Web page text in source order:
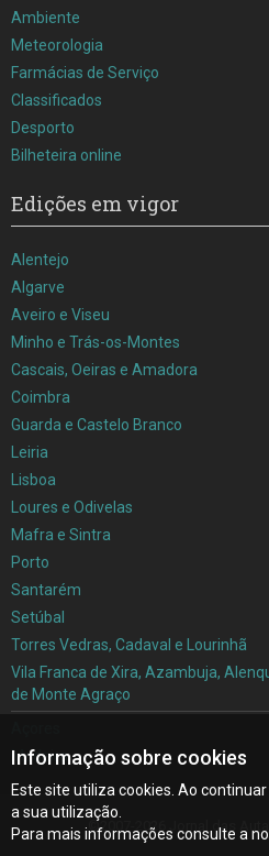
Ambiente
Meteorologia
Farmácias de Serviço
Classificados
Desporto
Bilheteira online
Edições em vigor
Alentejo
Algarve
Aveiro e Viseu
Minho e Trás-os-Montes
Cascais, Oeiras e Amadora
Coimbra
Guarda e Castelo Branco
Leiria
Lisboa
Loures e Odivelas
Mafra e Sintra
Porto
Santarém
Setúbal
Torres Vedras, Cadaval e Lourinhã
Vila Franca de Xira, Azambuja,
de Monte Agraço
Madeira
©2007-2026 Jornal das
Informação sobre cookies
Este site utiliza cookies. Ao
a sua utilização.
Para mais informações consulte a